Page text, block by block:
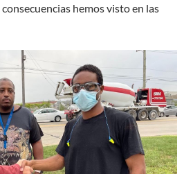
hemos visto en las